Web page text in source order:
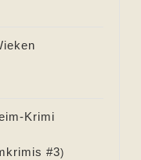
Krimi
#3)